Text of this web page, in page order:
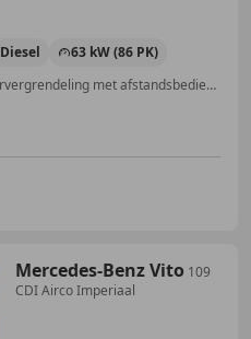
Diesel
63 kW (86 PK)
Trekhaak, CD, Radio, Centrale deurvergrendeling met afstandsbediening, Centrale vergrendeling, Lichtsensor
Mercedes-Benz Vito 109
CDI Airco Imperiaal